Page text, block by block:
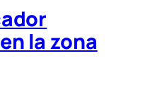
la zona